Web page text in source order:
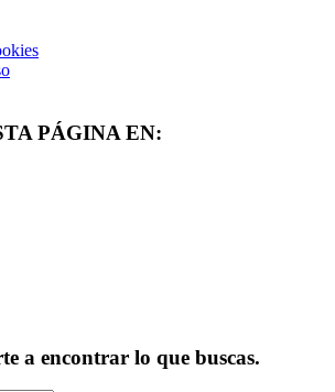
PÁGINA EN:
a encontrar lo que buscas.